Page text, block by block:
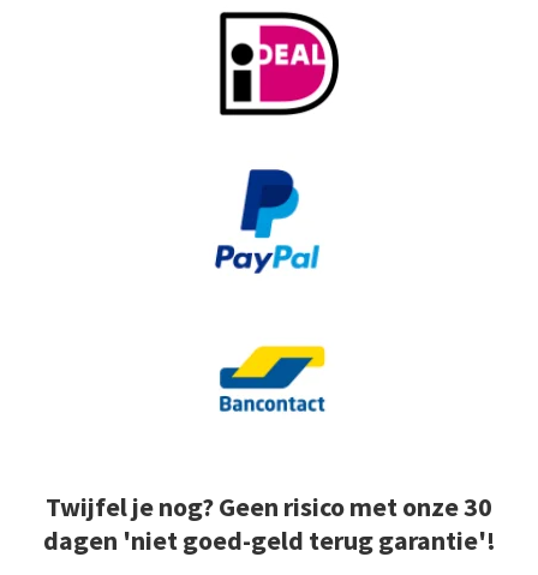
Twijfel je nog? Geen risico met onze 30
dagen 'niet goed-geld terug garantie'!